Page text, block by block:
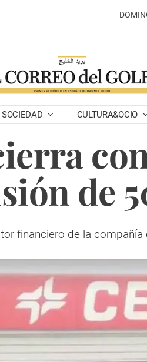
SOCIEDAD CULTURA&OCIO
de
financiero de la